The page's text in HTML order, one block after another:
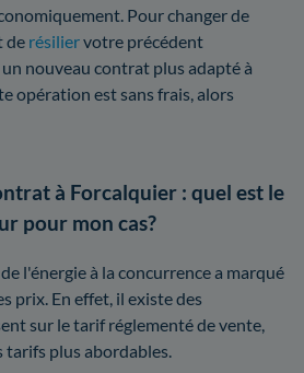
Pour changer de
de résiliervotre précédent
nouveau contrat plus adapté à
opération est sans frais, alors
à Forcalquier : quel est le
pour mon cas?
l'énergie à la concurrence a marqué
prix. En effet, il existe des
sur le tarif réglementé de vente,
plus abordables.